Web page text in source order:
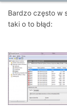
Bardzo często w
taki o to błąd: